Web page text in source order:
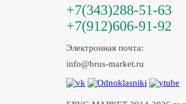
+7(343)288-51-63
+7(912)606-91-92
Электронная почта:
info@brus-market.ru